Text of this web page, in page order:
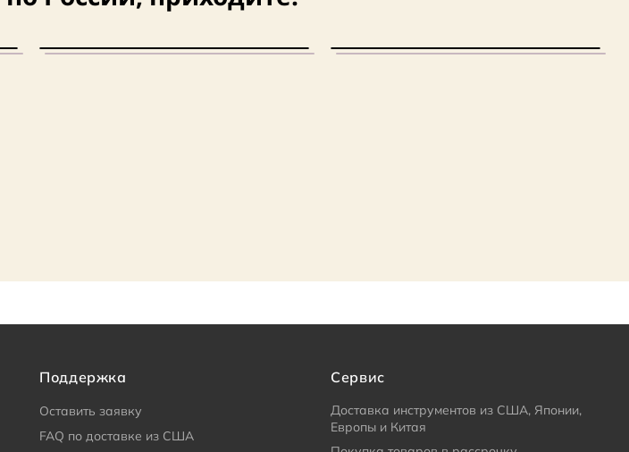
Поддержка
Оставить заявку
FAQ по доставке из США
Сервис
Доставка инструментов из США, Японии,
Европы и Китая